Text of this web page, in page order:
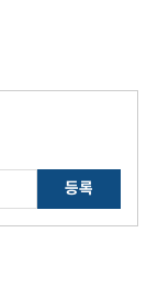
등록